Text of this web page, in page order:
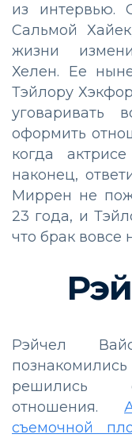
из интервью.
Сальмой
жизни
Хелен. Ее
Тэйлору
уговаривать
оформить
когда
наконец,
Миррен не
23 года, и
что брак вовсе
Рэйчел
решились
отношения.
съемочной